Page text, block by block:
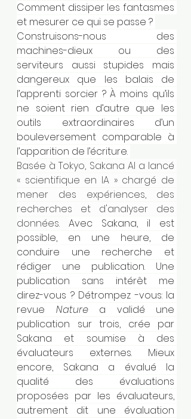
Comment dissiper les fantasmes
et mesurer ce qui se passe ?
Construisons-nous des
machines-dieux ou des
serviteurs aussi stupides mais
dangereux que les balais de
l’apprenti sorcier ? À moins qu’ils
ne soient rien d’autre que les
outils extraordinaires d’un
bouleversement comparable à
l’apparition de l’écriture.
Basée à Tokyo, Sakana AI a lancé
« scientifique en IA » chargé de
mener des expériences, des
recherches et d'analyser des
données. Avec Sakana, il est
possible, en une heure, de
conduire une recherche et
rédiger une publication. Une
publication sans intérêt me
direz-vous ? Détrompez -vous: la
revue Nature a validé une
publication sur trois, crée par
Sakana et soumise à des
évaluateurs externes. Mieux
encore, Sakana a évalué la
qualité des évaluations
proposées par les évaluateurs,
autrement dit une évaluation